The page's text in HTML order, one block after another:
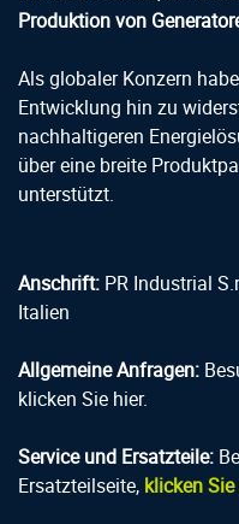
Produktion von
Als globaler Konzern
Entwicklung hin zu
nachhaltigeren
über eine breite
unterstützt.
Anschrift: PR Industrial
Italien
Allgemeine Anfragen:
klicken Sie hier.
Service und Ersatzteile:
Ersatzteilseite, klicken Sie